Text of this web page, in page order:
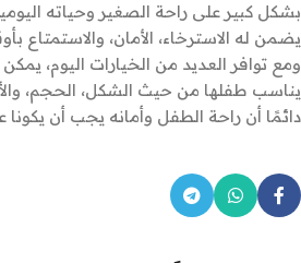
بشكل كبير على راحة الصغير وحياته
يضمن له الاسترخاء، الأمان، والاستمتاع
ومع توافر العديد من الخيارات اليوم،
يناسب طفلها من حيث الشكل، الحجم،
دائمًا أن راحة الطفل وأمانه يجب أن يكونا